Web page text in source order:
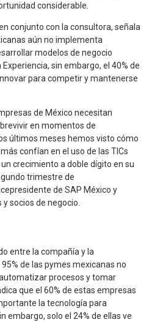
considerable.
conjunto con la consultora, señala
aún no implementa
modelos de negocio
sin embargo, el 40% de
para competir y mantenerse
de México necesitan
en momentos de
últimos meses hemos visto cómo
confían en el uso de las TICs
crecimiento a doble dígito en su
trimestre de
de SAP México y
socios de negocio.
entre la compañía y la
de las pymes mexicanas no
procesos y tomar
que el 60% de estas empresas
la tecnología para
embargo, solo el 24% de ellas ve